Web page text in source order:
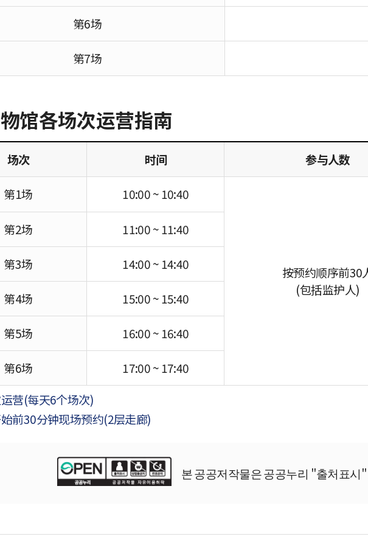
第6场
第7场
馆各场次运营指南
场次 时间 参与人数
第1场 10:00 ~ 10:40
按预约顺序前30
(包括监护人)
第2场 11:00 ~ 11:40
第3场 14:00 ~ 14:40
第4场 15:00 ~ 15:40
第5场 16:00 ~ 16:40
第6场
17:00 ~ 17:40
营(每天6个场次)
前30分钟现场预约(2层走廊)
본 공공저작물은 공공누리 "출처표시